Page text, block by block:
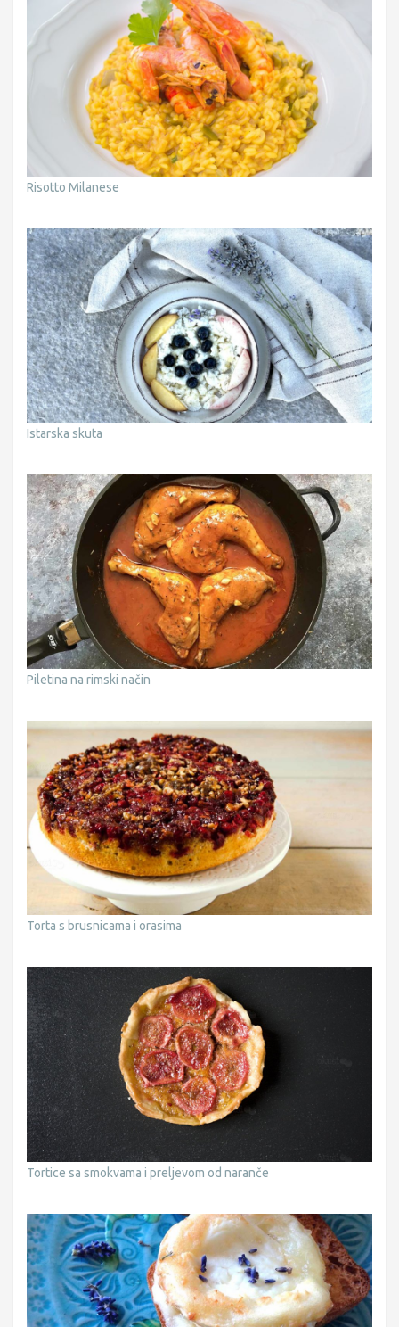
Risotto Milanese
Istarska skuta
Piletina na rimski način
Torta s brusnicama i orasima
Tortice sa smokvama i preljevom od naranče